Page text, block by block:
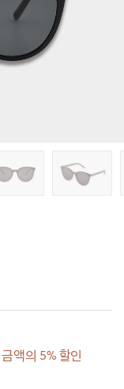
액의 5% 할인